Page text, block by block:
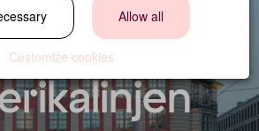
Hotel
Allow all
Customize cookies